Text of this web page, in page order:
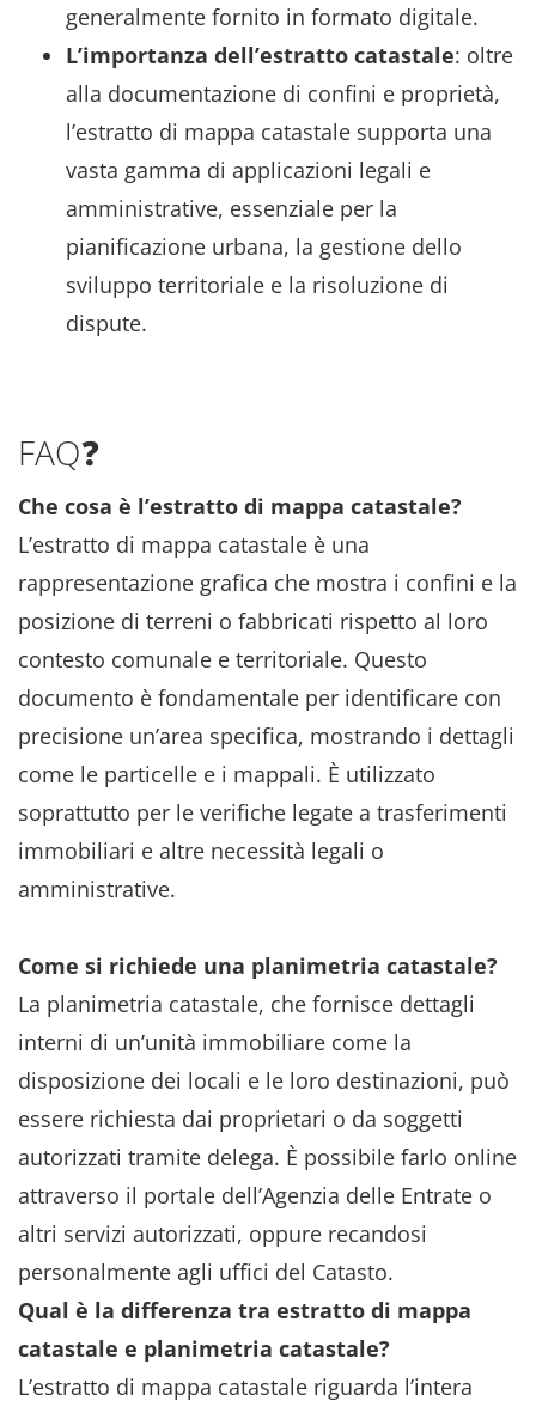
generalmente fornito in formato digitale.
L’importanza dell’estratto catastale: oltre
alla documentazione di confini e proprietà,
l’estratto di mappa catastale supporta una
vasta gamma di applicazioni legali e
amministrative, essenziale per la
pianificazione urbana, la gestione dello
sviluppo territoriale e la risoluzione di
dispute.
FAQ❓
Che cosa è l’estratto di mappa catastale?
L’estratto di mappa catastale è una
rappresentazione grafica che mostra i confini e la
posizione di terreni o fabbricati rispetto al loro
contesto comunale e territoriale. Questo
documento è fondamentale per identificare con
precisione un’area specifica, mostrando i dettagli
come le particelle e i mappali. È utilizzato
soprattutto per le verifiche legate a trasferimenti
immobiliari e altre necessità legali o
amministrative.
Come si richiede una planimetria catastale?
La planimetria catastale, che fornisce dettagli
interni di un’unità immobiliare come la
disposizione dei locali e le loro destinazioni, può
essere richiesta dai proprietari o da soggetti
autorizzati tramite delega. È possibile farlo online
attraverso il portale dell’Agenzia delle Entrate o
altri servizi autorizzati, oppure recandosi
personalmente agli uffici del Catasto.
Qual è la differenza tra estratto di mappa
catastale e planimetria catastale?
L’estratto di mappa catastale riguarda l’intera